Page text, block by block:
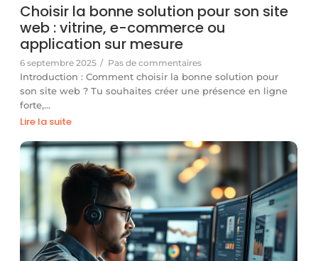
Choisir la bonne solution pour son site
web : vitrine, e-commerce ou
application sur mesure
6 septembre 2025 / Pas de commentaires
Introduction : Comment choisir la bonne solution pour
son site web ? Tu souhaites créer une présence en ligne
forte,…
Lire la suite